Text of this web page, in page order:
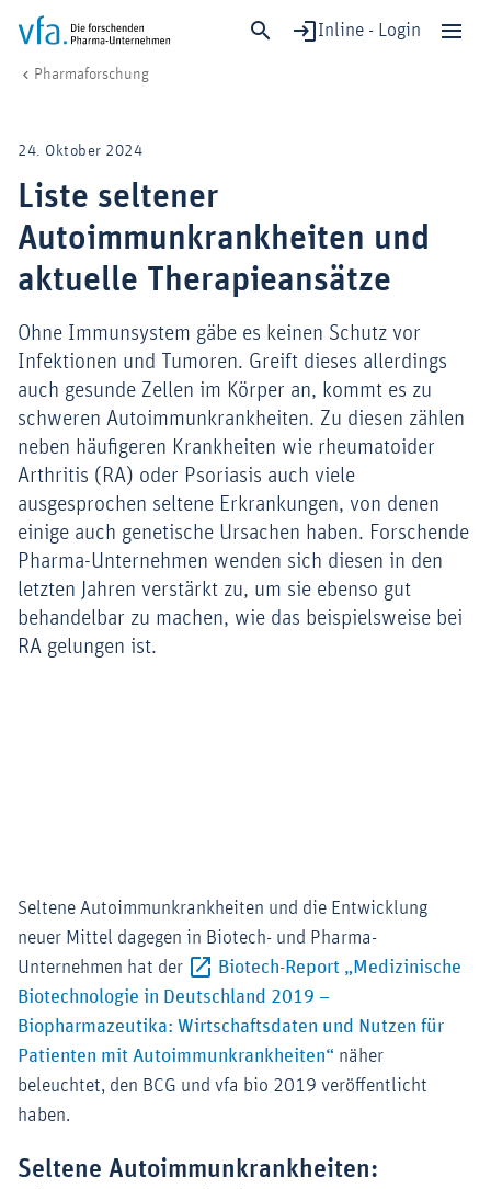
Inline - Login
Forschung & Entwicklung
Gesundheit & Versorgung
Wirtschaft & Standort
Digitalisierung & KI
Verband & Mitglieder
Mitglied werden!
Medien
Pharmaforschung
24. Oktober 2024
Liste seltener
Autoimmunkrankheiten und
aktuelle Therapieansätze
Ohne Immunsystem gäbe es keinen Schutz vor
Infektionen und Tumoren. Greift dieses allerdings
auch gesunde Zellen im Körper an, kommt es zu
schweren Autoimmunkrankheiten. Zu diesen zählen
neben häufigeren Krankheiten wie rheumatoider
Arthritis (RA) oder Psoriasis auch viele
ausgesprochen seltene Erkrankungen, von denen
einige auch genetische Ursachen haben. Forschende
Pharma-Unternehmen wenden sich diesen in den
letzten Jahren verstärkt zu, um sie ebenso gut
behandelbar zu machen, wie das beispielsweise bei
RA gelungen ist.
Seltene Autoimmunkrankheiten und die Entwicklung
neuer Mittel dagegen in Biotech- und Pharma-
Unternehmen hat der
Biotech-Report „Medizinische
Biotechnologie in Deutschland 2019 –
Biopharmazeutika: Wirtschaftsdaten und Nutzen für
Patienten mit Autoimmunkrankheiten“ Externer-Link
näher
beleuchtet, den BCG und vfa bio 2019 veröffentlicht
haben.
Seltene Autoimmunkrankheiten: